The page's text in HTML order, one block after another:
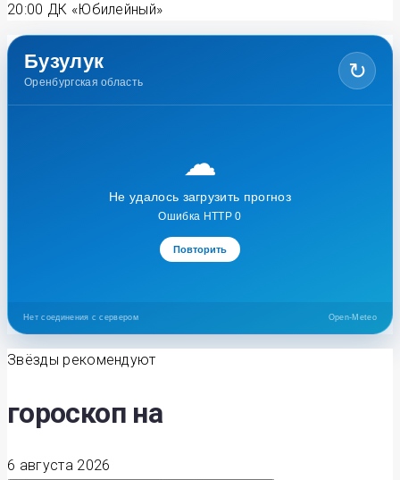
20:00 ДК «Юбилейный»
Бузулук
Оренбургская область ↻
☁
Не удалось загрузить прогноз
Ошибка HTTP 0
Повторить
Нет соединения с сервером Open-Meteo
Звёзды рекомендуют
гороскоп на
6 августа 2026